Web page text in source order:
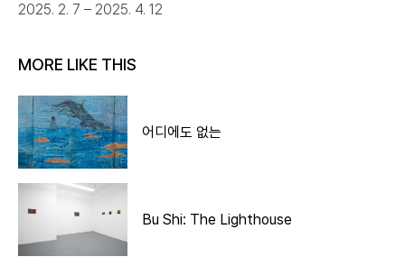
2025. 2. 7 – 2025. 4. 12
MORE LIKE THIS
어디에도 없는
Bu Shi: The Lighthouse